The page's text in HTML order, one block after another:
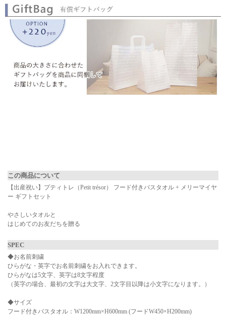
この商品について
【出産祝い】プティトレ（Petit trésor） フード付きバスタオル + メリーマイヤ
ー ギフトセット
やさしいタオルと
はじめてのお友だちを贈る
SPEC
◆お名前刺繍
ひらがな・英字でお名前刺繍をお入れできます。
ひらがなは5文字、英字は8文字程度
（英字の場合、最初の文字は大文字、2文字目以降は小文字になります。）
◆サイズ
フード付きバスタオル：W1200mm×H600mm (フードW450×H200mm)